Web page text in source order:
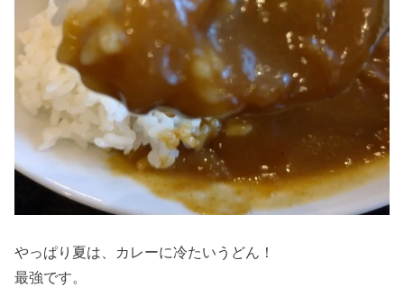
やっぱり夏は、カレーに冷たいうどん！
最強です。